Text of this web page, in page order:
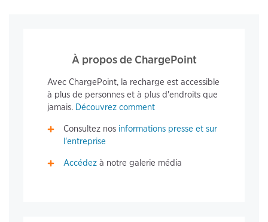
À propos de ChargePoint
Avec ChargePoint, la recharge est accessible
à plus de personnes et à plus d'endroits que
jamais. Découvrez comment
Consultez nos informations presse et sur
l'entreprise
Accédez à notre galerie média